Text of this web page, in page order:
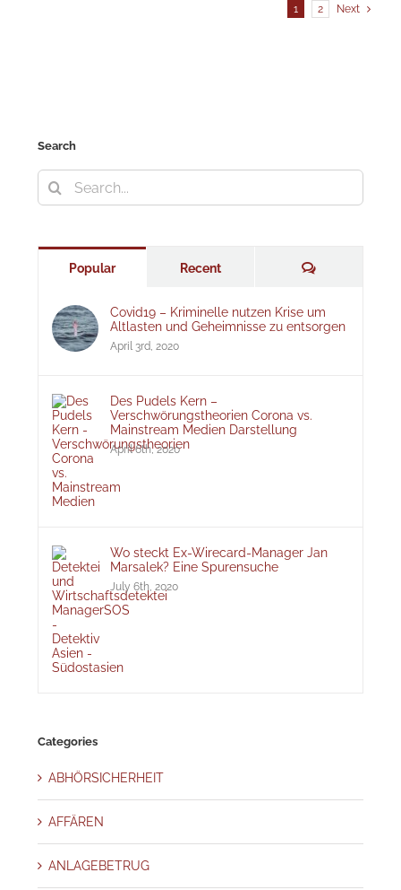
1 2 Next
Search
Search
for:
Popular Recent Comments
Covid19 – Kriminelle nutzen Krise um
Altlasten und Geheimnisse zu entsorgen
April 3rd, 2020
Des Pudels Kern –
Verschwörungstheorien Corona vs.
Mainstream Medien Darstellung
April 6th, 2020
Wo steckt Ex-Wirecard-Manager Jan
Marsalek? Eine Spurensuche
July 6th, 2020
Categories
ABHÖRSICHERHEIT
AFFÄREN
ANLAGEBETRUG